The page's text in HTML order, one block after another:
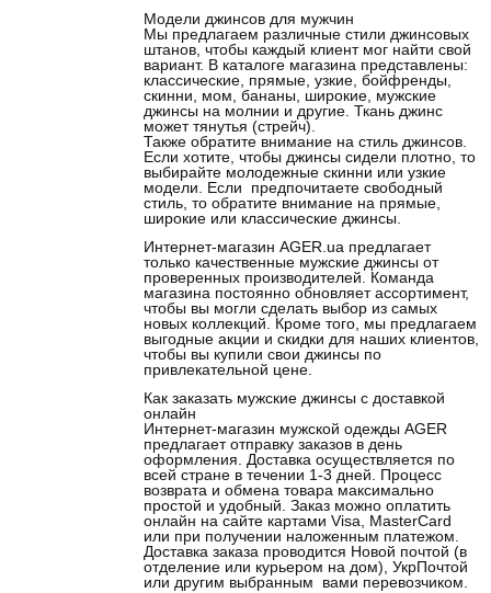
Модели джинсов для мужчин
Мы предлагаем различные стили джинсовых
штанов, чтобы каждый клиент мог найти свой
вариант. В каталоге магазина представлены:
классические, прямые, узкие, бойфренды,
скинни, мом, бананы, широкие, мужские
джинсы на молнии и другие. Ткань джинс
может тянутья (стрейч).
Также обратите внимание на стиль джинсов.
Если хотите, чтобы джинсы сидели плотно, то
выбирайте молодежные скинни или узкие
модели. Если предпочитаете свободный
стиль, то обратите внимание на прямые,
широкие или классические джинсы.
Интернет-магазин AGER.ua предлагает
только качественные мужские джинсы от
проверенных производителей. Команда
магазина постоянно обновляет ассортимент,
чтобы вы могли сделать выбор из самых
новых коллекций. Кроме того, мы предлагаем
выгодные акции и скидки для наших клиентов,
чтобы вы купили свои джинсы по
привлекательной цене.
Как заказать мужские джинсы с доставкой
онлайн
Интернет-магазин мужской одежды AGER
предлагает отправку заказов в день
оформления. Доставка осуществляется по
всей стране в течении 1-3 дней. Процесс
возврата и обмена товара максимально
простой и удобный. Заказ можно оплатить
онлайн на сайте картами Visa, MasterCard
или при получении наложенным платежом.
Доставка заказа проводится Новой почтой (в
отделение или курьером на дом), УкрПочтой
или другим выбранным вами перевозчиком.